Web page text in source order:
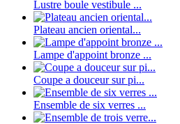
Lustre boule vestibule ...
Plateau ancien oriental...
Lampe d'appoint bronze ...
Coupe a douceur sur pi...
Ensemble de six verres ...